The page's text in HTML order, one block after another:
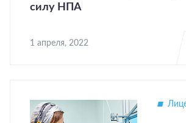
силу НПА
1 апреля, 2022